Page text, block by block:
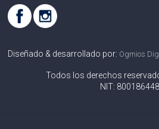
Diseñado & desarrollado por: Ogmios
Todos los derechos
NIT: